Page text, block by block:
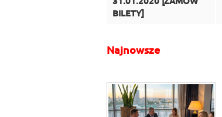
BILETY]
Najnowsze